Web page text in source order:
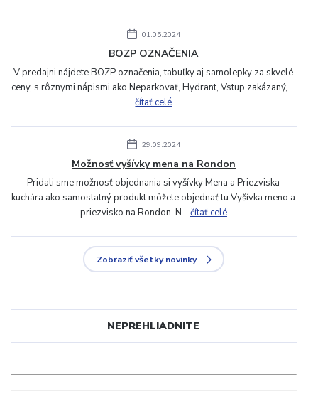
01.05.2024
BOZP OZNAČENIA
V predajni nájdete BOZP označenia, tabuľky aj samolepky za skvelé
ceny, s rôznymi nápismi ako Neparkovať, Hydrant, Vstup zakázaný, ...
čítať celé
29.09.2024
Možnosť vyšívky mena na Rondon
Pridali sme možnosť objednania si vyšívky Mena a Priezviska
kuchára ako samostatný produkt môžete objednať tu Vyšívka meno a
priezvisko na Rondon. N... čítať celé
Zobraziť všetky novinky
NEPREHLIADNITE